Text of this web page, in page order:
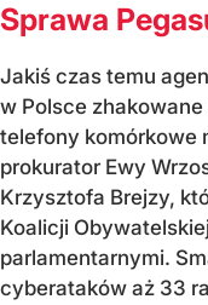
Sprawa
Jakiś czas temu
w Polsce zhakowane
telefony komórkowe
prokurator Ewy
Krzysztofa Brejzy,
Koalicji
parlamentarnymi.
cyberataków aż 33